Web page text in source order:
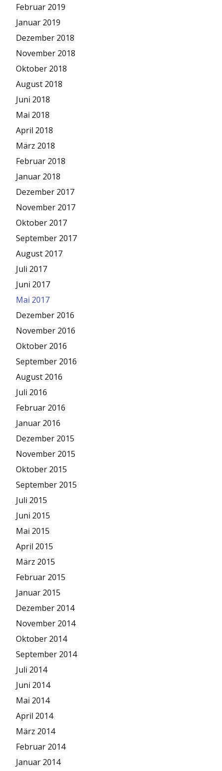
Februar 2019
Januar 2019
Dezember 2018
November 2018
Oktober 2018
August 2018
Juni 2018
Mai 2018
April 2018
März 2018
Februar 2018
Januar 2018
Dezember 2017
November 2017
Oktober 2017
September 2017
August 2017
Juli 2017
Juni 2017
Mai 2017
Dezember 2016
November 2016
Oktober 2016
September 2016
August 2016
Juli 2016
Februar 2016
Januar 2016
Dezember 2015
November 2015
Oktober 2015
September 2015
Juli 2015
Juni 2015
Mai 2015
April 2015
März 2015
Februar 2015
Januar 2015
Dezember 2014
November 2014
Oktober 2014
September 2014
Juli 2014
Juni 2014
Mai 2014
April 2014
März 2014
Februar 2014
Januar 2014